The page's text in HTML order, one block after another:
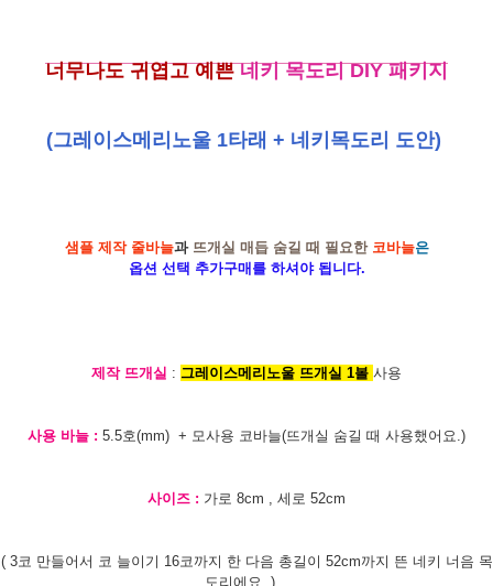
너무나도 귀엽고 예쁜네키 목도리 DIY 패키지
(그레이스메리노울 1타래 + 네키목도리 도안)
샘플 제작 줄바늘과 뜨개실 매듭 숨길 때 필요한 코바늘은
옵션 선택 추가구매를 하셔야 됩니다.
제작 뜨개실 : 그레이스메리노울 뜨개실 1볼 사용
사용 바늘 : 5.5호(mm) + 모사용 코바늘(뜨개실 숨길 때 사용했어요.)
사이즈 : 가로 8cm , 세로 52cm
( 3코 만들어서 코 늘이기 16코까지 한 다음 총길이 52cm까지 뜬 네키 너음 목
도리에요. )